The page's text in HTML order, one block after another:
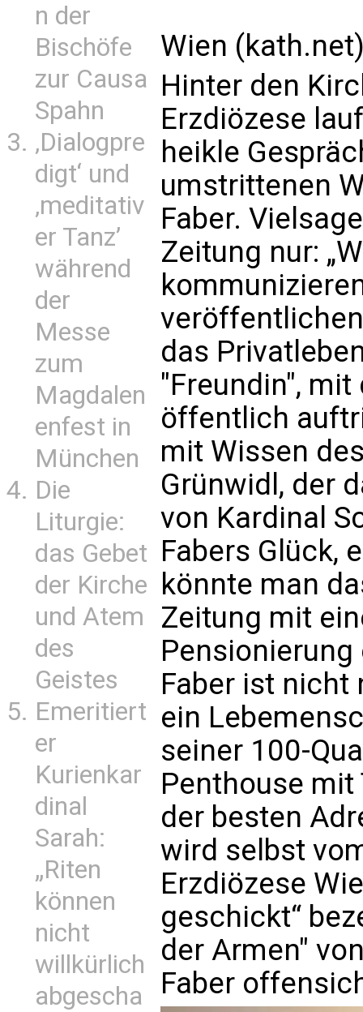
n der
Bischöfe
zur Causa
Spahn
‚Dialogpre
digt‘ und
‚meditativ
er Tanz’
während
der
Messe
zum
Magdalen
enfest in
München
Die
Liturgie:
das Gebet
der Kirche
und Atem
des
Geistes
Emeritiert
er
Kurienkar
dinal
Sarah:
„Riten
können
nicht
willkürlich
abgescha
Wien
Hinter den
Erzdiözese
heikle
umstrittenen
Faber.
Zeitung nur:
das
"Freundin",
öffentlich
mit Wissen
Grünwidl, der
von Kardinal
Fabers Glück,
könnte man
Zeitung mit
Faber ist nicht
ein
seiner 100-
Penthouse
der besten
wird selbst
Erzdiözese
geschickt“
der Armen"
Faber